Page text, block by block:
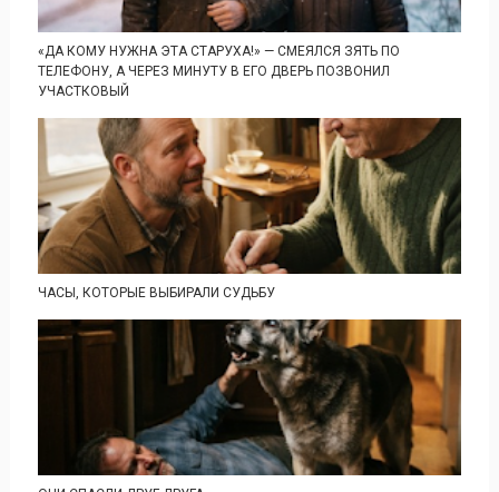
«ДА КОМУ НУЖНА ЭТА СТАРУХА!» — СМЕЯЛСЯ ЗЯТЬ ПО
ТЕЛЕФОНУ, А ЧЕРЕЗ МИНУТУ В ЕГО ДВЕРЬ ПОЗВОНИЛ
УЧАСТКОВЫЙ
ЧАСЫ, КОТОРЫЕ ВЫБИРАЛИ СУДЬБУ